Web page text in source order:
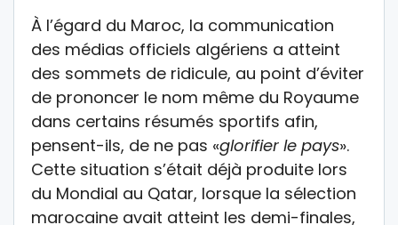
À l’égard du Maroc, la communication
des médias officiels algériens a atteint
des sommets de ridicule, au point d’éviter
de prononcer le nom même du Royaume
dans certains résumés sportifs afin,
pensent-ils, de ne pas «glorifier le pays».
Cette situation s’était déjà produite lors
du Mondial au Qatar, lorsque la sélection
marocaine avait atteint les demi-finales,